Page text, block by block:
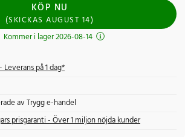
KÖP NU
(SKICKASAUGUST 14)
Kommer i lager 2026-08-14
Leverans på 1 dag*
av Trygg e-handel
prisgaranti - Över 1 miljon nöjda kunder